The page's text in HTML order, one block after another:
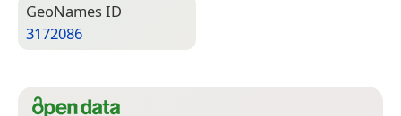
Geo­Names ID
3172086